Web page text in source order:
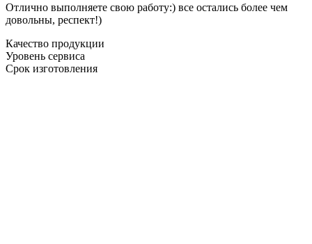
Отлично выполняете свою работу:) все остались более чем
довольны, респект!)
Качество продукции
Уровень сервиса
Срок изготовления